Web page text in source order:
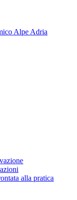
Alpe Adria
alla pratica